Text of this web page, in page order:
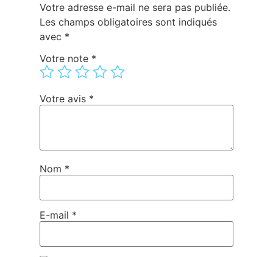
Votre adresse e-mail ne sera pas publiée.
Les champs obligatoires sont indiqués
avec *
Votre note *
Votre avis *
Nom *
E-mail *